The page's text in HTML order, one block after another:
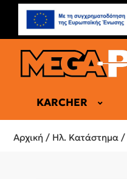
KARCHER
Αρχική / Ηλ. Κατάστημα /